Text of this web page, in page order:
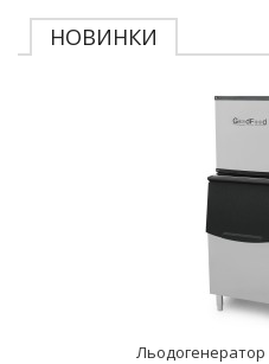
НОВИНКИ
Льодогенератор